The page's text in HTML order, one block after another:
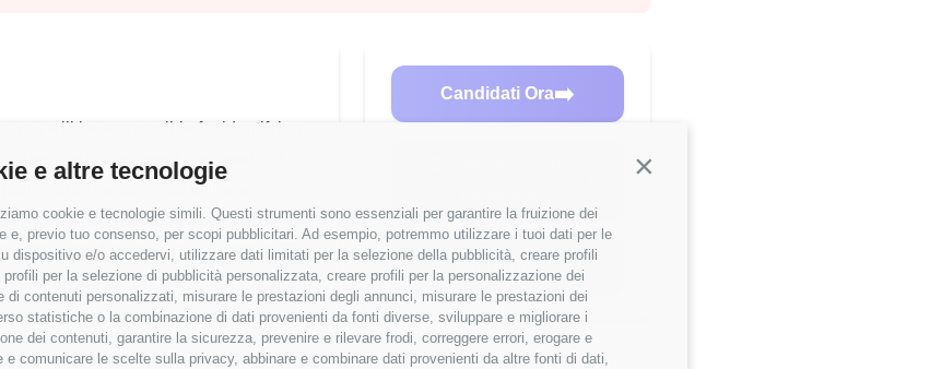
Continua senza accettare
e altre tecnologie
cookie e tecnologie simili. Questi strumenti sono essenziali per garantire la fruizione dei
e, previo tuo consenso, per scopi pubblicitari. Ad esempio, potremmo utilizzare i tuoi dati per le
dispositivo e/o accedervi, utilizzare dati limitati per la selezione della pubblicità, creare profili
per la selezione di pubblicità personalizzata, creare profili per la personalizzazione dei
contenuti personalizzati, misurare le prestazioni degli annunci, misurare le prestazioni dei
statistiche o la combinazione di dati provenienti da fonti diverse, sviluppare e migliorare i
dei contenuti, garantire la sicurezza, prevenire e rilevare frodi, correggere errori, erogare e
comunicare le scelte sulla privacy, abbinare e combinare dati provenienti da altre fonti di dati,
you will be responsible for identifying,
sales leads to support the growth of
motion. You will work
teams to develop and execute
base and meet revenue targets. The
communication skills, the ability to
desire to succeed in a fast-paced,
Candidati Ora➡️
Condividi🔗